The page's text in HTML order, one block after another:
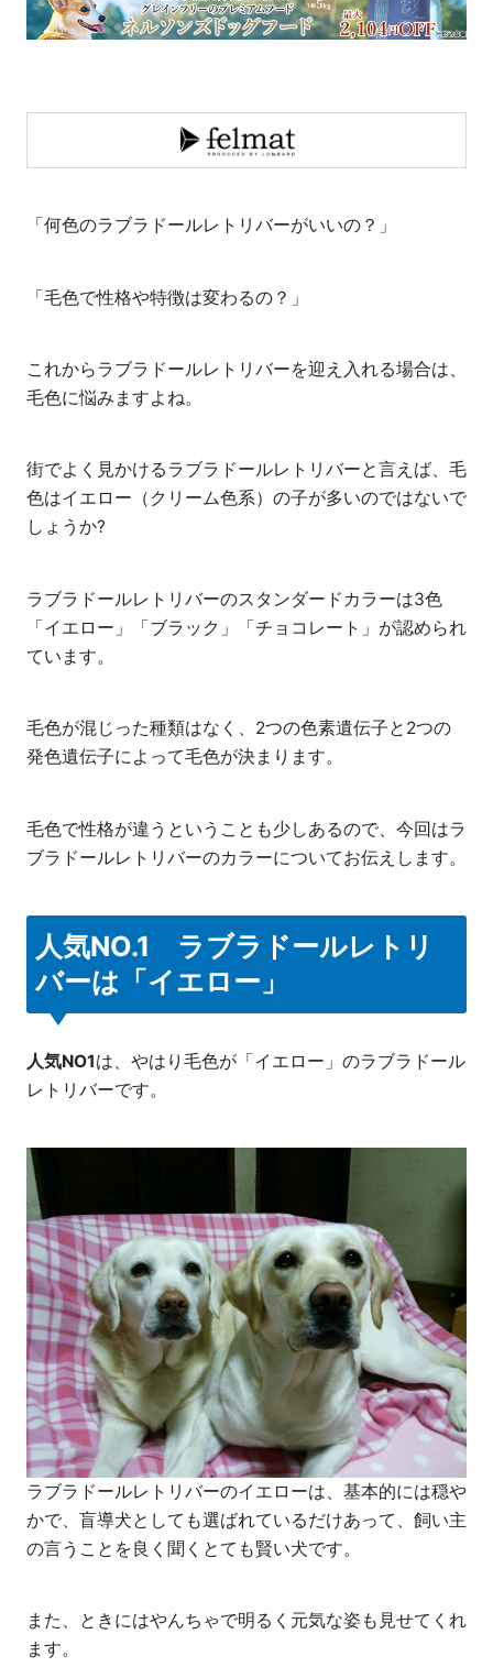
「何色のラブラドールレトリバーがいいの？」
「毛色で性格や特徴は変わるの？」
これからラブラドールレトリバーを迎え入れる場合は、
毛色に悩みますよね。
街でよく見かけるラブラドールレトリバーと言えば、毛
色はイエロー（クリーム色系）の子が多いのではないで
しょうか?
ラブラドールレトリバーのスタンダードカラーは3色
「イエロー」「ブラック」「チョコレート」が認められ
ています。
毛色が混じった種類はなく、2つの色素遺伝子と2つの
発色遺伝子によって毛色が決まります。
毛色で性格が違うということも少しあるので、今回はラ
ブラドールレトリバーのカラーについてお伝えします。
人気NO.1 ラブラドールレトリ
バーは「イエロー」
人気NO1は、やはり毛色が「イエロー」のラブラドール
レトリバーです。
ラブラドールレトリバーのイエローは、基本的には穏や
かで、盲導犬としても選ばれているだけあって、飼い主
の言うことを良く聞くとても賢い犬です。
また、ときにはやんちゃで明るく元気な姿も見せてくれ
ます。